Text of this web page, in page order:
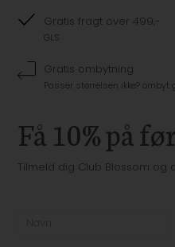
Gratis fragt over 499,-
GLS
Gratis ombytning
Passer størrelsen ikke? ombyt
Få 10% på
Tilmeld dig Club Blossom og